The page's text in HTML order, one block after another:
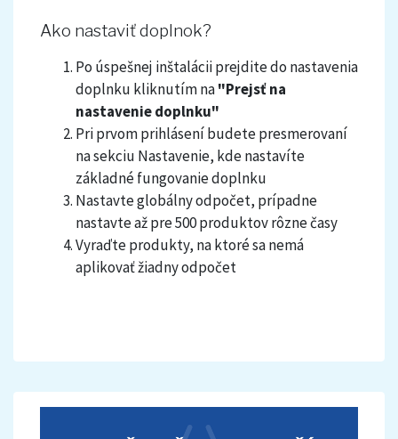
Ako nastaviť doplnok?
Po úspešnej inštalácii prejdite do nastavenia
doplnku kliknutím na"Prejsť na
nastavenie doplnku"
Pri prvom prihlásení budete presmerovaní
na sekciu Nastavenie, kde nastavíte
základné fungovanie doplnku
Nastavte globálny odpočet, prípadne
nastavte až pre 500 produktov rôzne časy
Vyraďte produkty, na ktoré sa nemá
aplikovať žiadny odpočet